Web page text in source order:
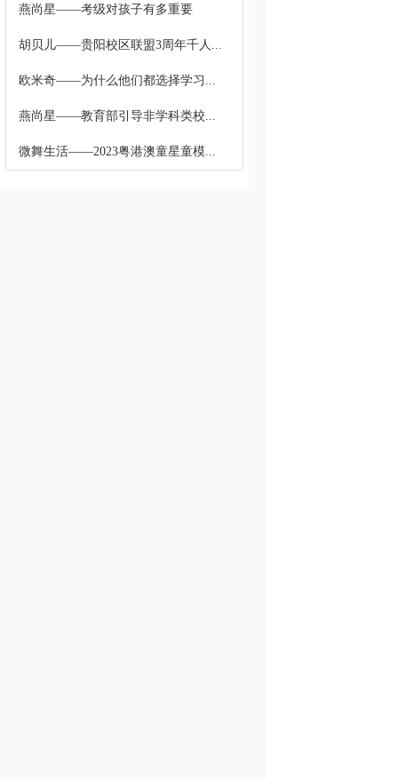
燕尚星——考级对孩子有多重要
胡贝儿——贵阳校区联盟3周年千人...
欧米奇——为什么他们都选择学习...
燕尚星——教育部引导非学科类校...
微舞生活——2023粤港澳童星童模...